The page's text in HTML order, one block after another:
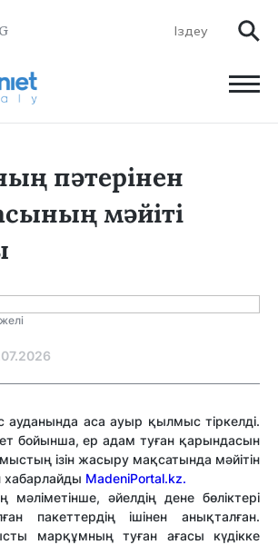
пәтерінен
мәйіті
ауданында аса ауыр қылмыс тіркелді.
бойынша, ер адам туған қарындасын
ізін жасыру мақсатында мәйітін
хабарлайды MadeniPortal.kz.
мәліметінше, әйелдің дене бөліктері
пакеттердің ішінен анықталған.
марқұмның туған ағасы күдікке